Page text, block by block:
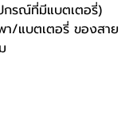
กรณ์ที่มีแบตเตอรี่)
/แบตเตอรี่ ของสาย